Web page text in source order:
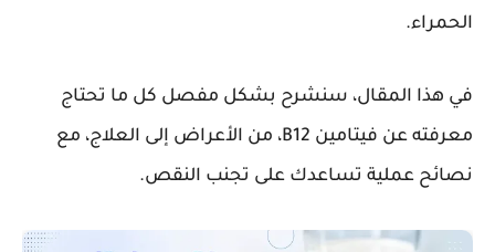
الحمراء.
في هذا المقال، سنشرح بشكل مفصل كل ما تحتاج
معرفته عن فيتامين B12، من الأعراض إلى العلاج، مع
نصائح عملية تساعدك على تجنب النقص.